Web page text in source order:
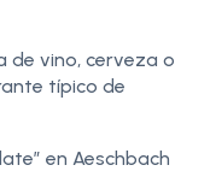
de vino, cerveza o
típico de
en Aeschbach